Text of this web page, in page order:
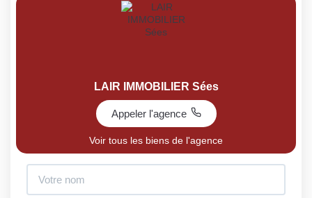
LAIR IMMOBILIER Sées
Appeler l'agence
Voir tous les biens de l'agence